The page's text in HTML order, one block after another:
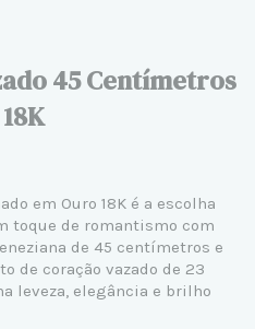
45 Centímetros
em Ouro 18K é a escolha
toque de romantismo com
de 45 centímetros e
de coração vazado de 23
leveza, elegância e brilho